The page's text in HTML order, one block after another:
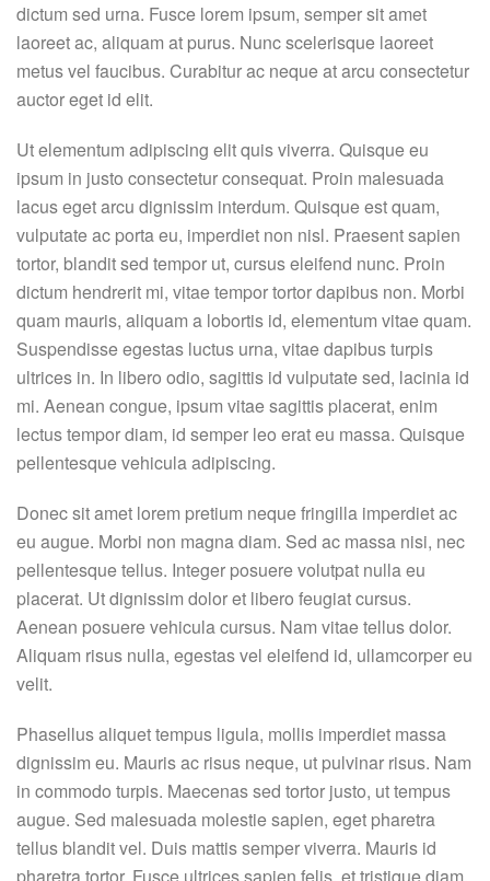
dictum sed urna. Fusce lorem ipsum, semper sit amet
laoreet ac, aliquam at purus. Nunc scelerisque laoreet
metus vel faucibus. Curabitur ac neque at arcu consectetur
auctor eget id elit.
Ut elementum adipiscing elit quis viverra. Quisque eu
ipsum in justo consectetur consequat. Proin malesuada
lacus eget arcu dignissim interdum. Quisque est quam,
vulputate ac porta eu, imperdiet non nisl. Praesent sapien
tortor, blandit sed tempor ut, cursus eleifend nunc. Proin
dictum hendrerit mi, vitae tempor tortor dapibus non. Morbi
quam mauris, aliquam a lobortis id, elementum vitae quam.
Suspendisse egestas luctus urna, vitae dapibus turpis
ultrices in. In libero odio, sagittis id vulputate sed, lacinia id
mi. Aenean congue, ipsum vitae sagittis placerat, enim
lectus tempor diam, id semper leo erat eu massa. Quisque
pellentesque vehicula adipiscing.
Donec sit amet lorem pretium neque fringilla imperdiet ac
eu augue. Morbi non magna diam. Sed ac massa nisi, nec
pellentesque tellus. Integer posuere volutpat nulla eu
placerat. Ut dignissim dolor et libero feugiat cursus.
Aenean posuere vehicula cursus. Nam vitae tellus dolor.
Aliquam risus nulla, egestas vel eleifend id, ullamcorper eu
velit.
Phasellus aliquet tempus ligula, mollis imperdiet massa
dignissim eu. Mauris ac risus neque, ut pulvinar risus. Nam
in commodo turpis. Maecenas sed tortor justo, ut tempus
augue. Sed malesuada molestie sapien, eget pharetra
tellus blandit vel. Duis mattis semper viverra. Mauris id